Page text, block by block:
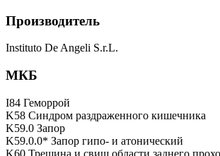
Производитель
Instituto De Angeli S.r.L.
МКБ
I84 Геморрой
K58 Синдром раздраженного кишечника
K59.0 Запор
K59.0.0* Запор гипо- и атонический
K60 Трещина и свищ области заднего